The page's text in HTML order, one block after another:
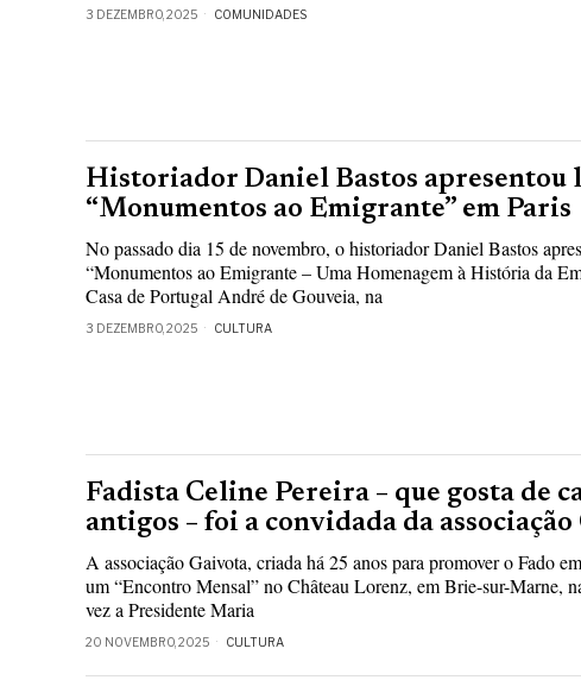
3 DEZEMBRO, 2025 COMUNIDADES
Historiador Daniel Bastos apresentou
“Monumentos ao Emigrante” em Paris
No passado dia 15 de novembro, o historiador Daniel Bastos
“Monumentos ao Emigrante – Uma Homenagem à História da
Casa de Portugal André de Gouveia, na
3 DEZEMBRO, 2025 CULTURA
Fadista Celine Pereira – que gosta de
antigos – foi a convidada da
A associação Gaivota, criada há 25 anos para promover o Fado
um “Encontro Mensal” no Château Lorenz, em Brie-sur-Marne,
vez a Presidente Maria
20 NOVEMBRO, 2025 CULTURA